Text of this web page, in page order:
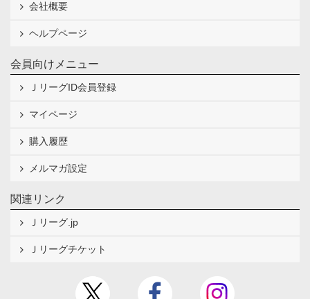
会社概要
ヘルプページ
会員向けメニュー
ＪリーグID会員登録
マイページ
購入履歴
メルマガ設定
関連リンク
Ｊリーグ.jp
Ｊリーグチケット